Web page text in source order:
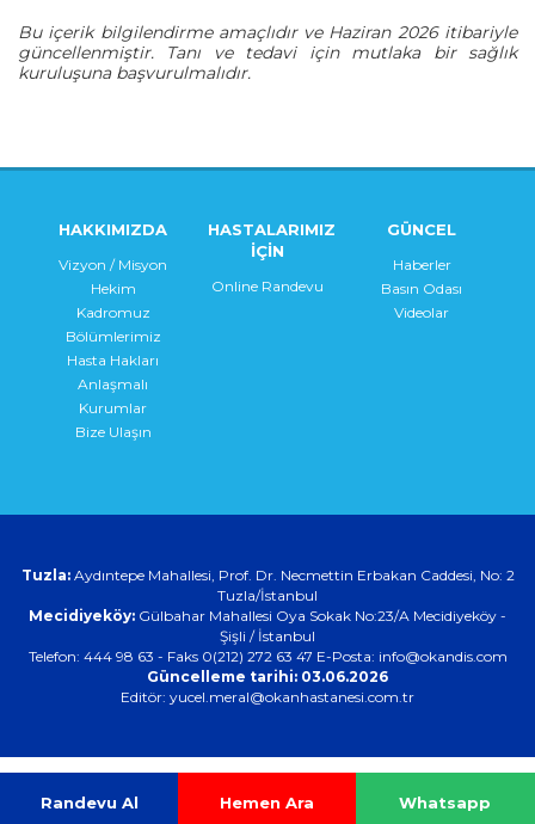
Randevu Al Hemen Ara Whatsapp
Bu içerik bilgilendirme amaçlıdır ve Haziran 2026 itibariyle
güncellenmiştir. Tanı ve tedavi için mutlaka bir sağlık
kuruluşuna başvurulmalıdır.
HAKKIMIZDA
Vizyon / Misyon
Hekim
Kadromuz
Bölümlerimiz
Hasta Hakları
Anlaşmalı
Kurumlar
Bize Ulaşın
HASTALARIMIZ
İÇİN
Online Randevu
GÜNCEL
Haberler
Basın Odası
Videolar
Tuzla:Aydıntepe Mahallesi, Prof. Dr. Necmettin Erbakan Caddesi, No: 2
Tuzla/İstanbul
Mecidiyeköy: Gülbahar Mahallesi Oya Sokak No:23/A Mecidiyeköy -
Şişli / İstanbul
Telefon: 444 98 63 - Faks 0(212) 272 63 47 E-Posta: info@okandis.com
Güncelleme tarihi: 03.06.2026
Editör: yucel.meral@okanhastanesi.com.tr